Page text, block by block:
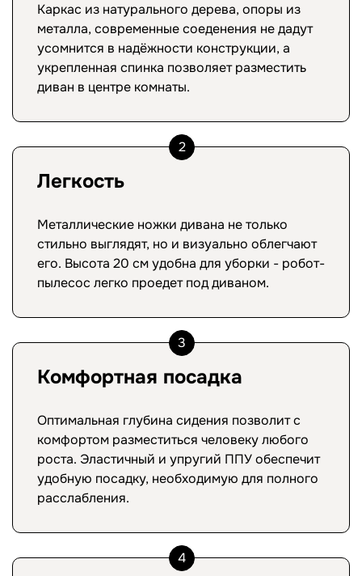
Каркас из натурального дерева, опоры из
металла, современные соеденения не дадут
усомнится в надёжности конструкции, а
укрепленная спинка позволяет разместить
диван в центре комнаты.
2
Легкость
Металлические ножки дивана не только
стильно выглядят, но и визуально облегчают
его. Высота 20 см удобна для уборки - робот-
пылесос легко проедет под диваном.
3
Комфортная посадка
Оптимальная глубина сидения позволит с
комфортом разместиться человеку любого
роста. Эластичный и упругий ППУ обеспечит
удобную посадку, необходимую для полного
расслабления.
4